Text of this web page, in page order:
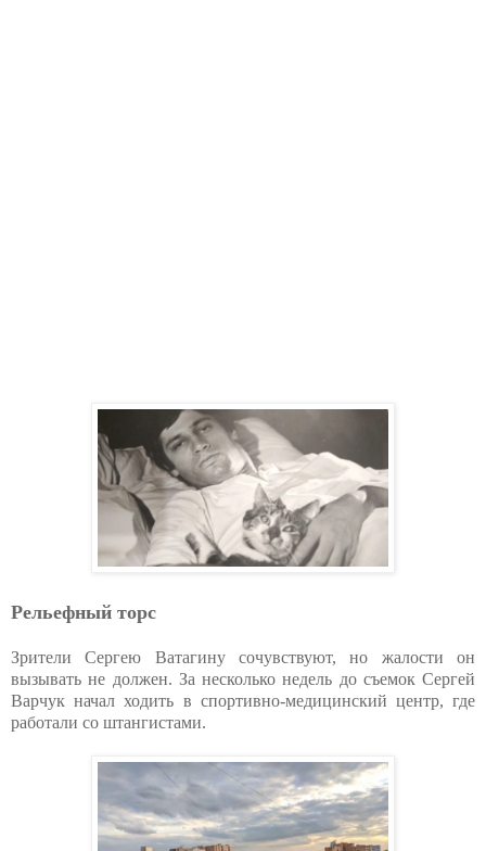
Рельефный торс
Зрители Сергею Ватагину сочувствуют, но жалости он
вызывать не должен. За несколько недель до съемок Сергей
Варчук начал ходить в спортивно-медицинский центр, где
работали со штангистами.